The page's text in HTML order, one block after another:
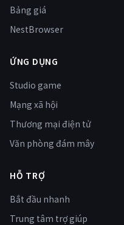
Bảng giá
NestBrowser
ỨNG DỤNG
Studio game
Mạng xã hội
Thương mại điện tử
Văn phòng đám mây
HỖ TRỢ
Bắt đầu nhanh
Trung tâm trợ giúp